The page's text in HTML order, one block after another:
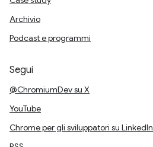
Archivio
Podcast e programmi
Segui
@ChromiumDev su X
YouTube
Chrome per gli sviluppatori su LinkedIn